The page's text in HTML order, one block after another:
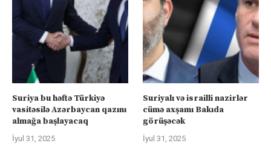
Suriya bu həftə Türkiyə
vasitəsilə Azərbaycan qazını
almağa başlayacaq
İyul 31, 2025
Suriyalı və israilli nazirlər
cümə axşamı Bakıda
görüşəcək
İyul 31, 2025